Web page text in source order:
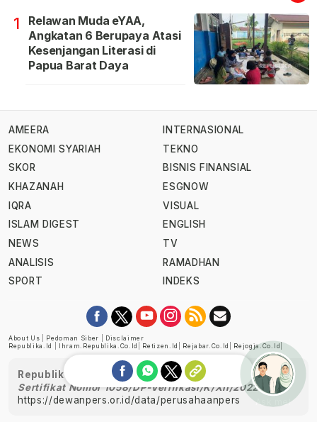
1
Relawan Muda eYAA,
Angkatan 6 Berupaya Atasi
Kesenjangan Literasi di
Papua Barat Daya
AMEERA
EKONOMI SYARIAH
SKOR
KHAZANAH
IQRA
ISLAM DIGEST
NEWS
ANALISIS
SPORT
INTERNASIONAL
TEKNO
BISNIS FINANSIAL
ESGNOW
VISUAL
ENGLISH
TV
RAMADHAN
INDEKS
About Us Pedoman Siber
Disclaimer
Republika.id
Ihram.republika.co.id Retizen.id Rejabar.co.id Rejogja.co.id
Republika telah diverifikasi oleh Dewan Pers
Sertifikat Nomor 1058/DP-Verifikasi/K/XII/2022
https://dewanpers.or.id/data/perusahaanpers
Ask me!